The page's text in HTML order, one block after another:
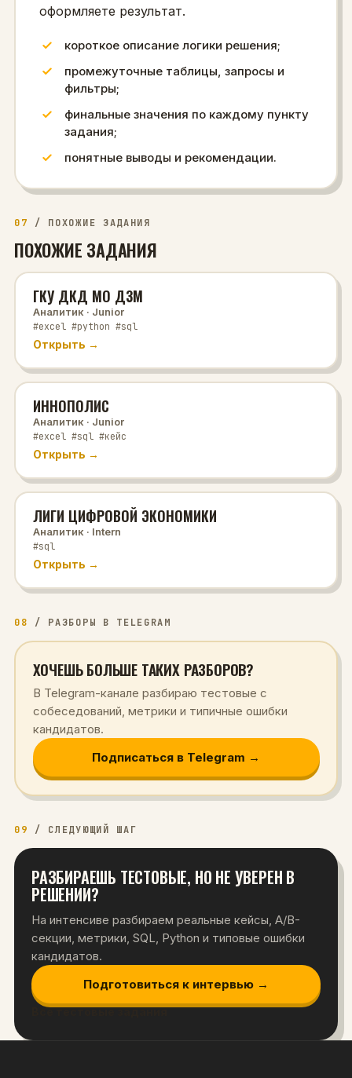
оформляете результат.
короткое описание логики решения;
промежуточные таблицы, запросы и
фильтры;
финальные значения по каждому пункту
задания;
понятные выводы и рекомендации.
07 / ПОХОЖИЕ ЗАДАНИЯ
ПОХОЖИЕ ЗАДАНИЯ
ГКУ ДКД МО ДЗМ
Аналитик · Junior
#excel #python #sql
Открыть →
ИННОПОЛИС
Аналитик · Junior
#excel #sql #кейс
Открыть →
ЛИГИ ЦИФРОВОЙ ЭКОНОМИКИ
Аналитик · Intern
#sql
Открыть →
08 / РАЗБОРЫ В TELEGRAM
ХОЧЕШЬ БОЛЬШЕ ТАКИХ РАЗБОРОВ?
В Telegram-канале разбираю тестовые с
собеседований, метрики и типичные ошибки
кандидатов.
Подписаться в Telegram →
09 / СЛЕДУЮЩИЙ ШАГ
РАЗБИРАЕШЬ ТЕСТОВЫЕ, НО НЕ УВЕРЕН В
РЕШЕНИИ?
На интенсиве разбираем реальные кейсы, A/B-
секции, метрики, SQL, Python и типовые ошибки
кандидатов.
Подготовиться к интервью →
Все тестовые задания